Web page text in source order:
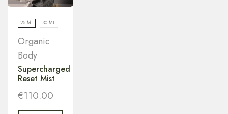
25 ML 30 ML
Organic
Body
Supercharged
Reset Mist
€110.00